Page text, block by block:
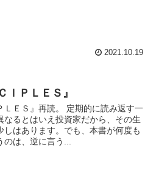
2021.10.19
ＩＰＬＥＳ』
ＬＥＳ』再読。 定期的に読み返す一
るとはいえ投資家だから、その生
はあります。でも、本書が何度も
は、逆に言う...